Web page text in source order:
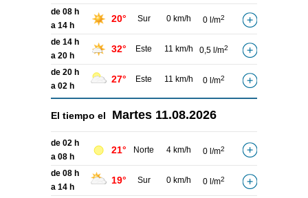
de 08 h
a 14 h
20° Sur 0 km/h 0 l/m2
de 14 h
a 20 h
32° Este 11 km/h 0,5 l/m2
de 20 h
a 02 h
27° Este 11 km/h 0 l/m2
El tiempo el Martes 11.08.2026
de 02 h
a 08 h
21° Norte 4 km/h 0 l/m2
de 08 h
a 14 h
19° Sur 0 km/h 0 l/m2